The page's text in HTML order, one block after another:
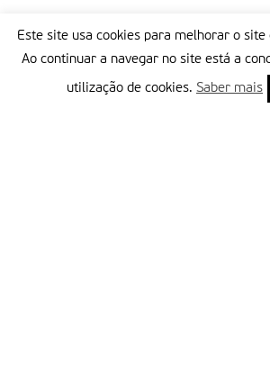
Este site usa cookies para melhorar o site
Ao continuar a navegar no site está a
utilização de cookies. Saber mais